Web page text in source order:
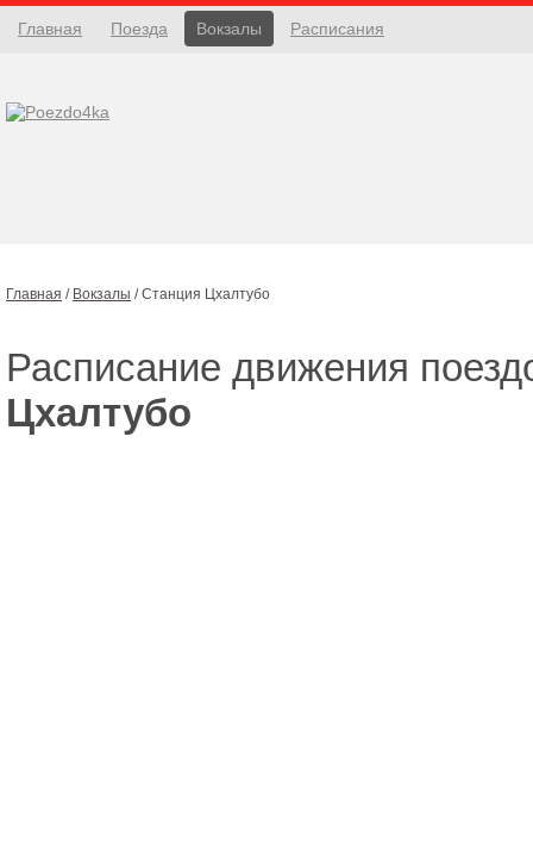
Главная Поезда Вокзалы Расписания
Главная / Вокзалы /Станция Цхалтубо
Расписание движения
Цхалтубо